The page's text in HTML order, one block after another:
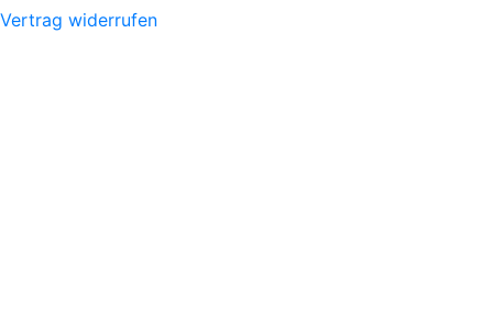
Vertrag widerrufen